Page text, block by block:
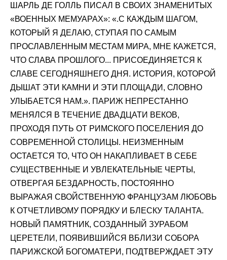
ШАРЛЬ ДЕ ГОЛЛЬ ПИСАЛ В СВОИХ ЗНАМЕНИТЫХ
«ВОЕННЫХ МЕМУАРАХ»: «.С КАЖДЫМ ШАГОМ,
КОТОРЫЙ Я ДЕЛАЮ, СТУПАЯ ПО САМЫМ
ПРОСЛАВЛЕННЫМ МЕСТАМ МИРА, МНЕ КАЖЕТСЯ,
ЧТО СЛАВА ПРОШЛОГО... ПРИСОЕДИНЯЕТСЯ К
СЛАВЕ СЕГОДНЯШНЕГО ДНЯ. ИСТОРИЯ, КОТОРОЙ
ДЫШАТ ЭТИ КАМНИ И ЭТИ ПЛОЩАДИ, СЛОВНО
УЛЫБАЕТСЯ НАМ.». ПАРИЖ НЕПРЕСТАННО
МЕНЯЛСЯ В ТЕЧЕНИЕ ДВАДЦАТИ ВЕКОВ,
ПРОХОДЯ ПУТЬ ОТ РИМСКОГО ПОСЕЛЕНИЯ ДО
СОВРЕМЕННОЙ СТОЛИЦЫ. НЕИЗМЕННЫМ
ОСТАЕТСЯ ТО, ЧТО ОН НАКАПЛИВАЕТ В СЕБЕ
СУЩЕСТВЕННЫЕ И УВЛЕКАТЕЛЬНЫЕ ЧЕРТЫ,
ОТВЕРГАЯ БЕЗДАРНОСТЬ, ПОСТОЯННО
ВЫРАЖАЯ СВОЙСТВЕННУЮ ФРАНЦУЗАМ ЛЮБОВЬ
К ОТЧЕТЛИВОМУ ПОРЯДКУ И БЛЕСКУ ТАЛАНТА.
НОВЫЙ ПАМЯТНИК, СОЗДАННЫЙ ЗУРАБОМ
ЦЕРЕТЕЛИ, ПОЯВИВШИЙСЯ ВБЛИЗИ СОБОРА
ПАРИЖСКОЙ БОГОМАТЕРИ, ПОДТВЕРЖДАЕТ ЭТУ